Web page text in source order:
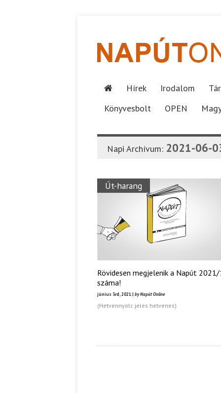
Hírek Irodalom
Könyvesbolt
OPEN
Napi Archívum: 2021-06-
Út-harang
Rövidesen megjelenik a Napút 2021/
száma!
június 3rd, 2021 | by Napút Online
(Hetvennyolc jeles hetvenes)